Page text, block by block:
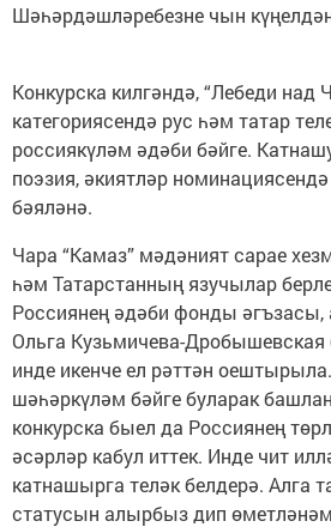
Шәһәрдәшләребезне чын
Конкурска килгәндә, “Лебеди над
категориясендә рус һәм татар
россиякүләм әдәби бәйге.
поэзия, әкиятләр
бәяләнә.
Чара “Камаз” мәдәният сарае
һәм Татарстанның язучылар
Россиянең әдәби фонды әгъзасы,
Ольга Кузьмичева-
инде икенче ел рәттән
шәһәркүләм бәйге буларак
конкурска быел да Россиянең
әсәрләр кабул иттек. Инде чит
катнашырга теләк белдерә. Алга
статусын алырбыз дип